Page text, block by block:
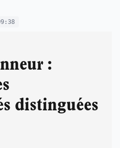
:
distinguées